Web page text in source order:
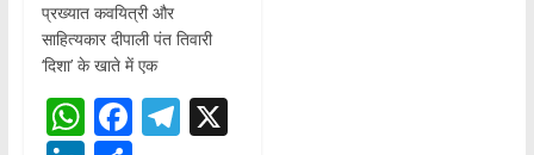
प्रख्यात कवयित्री और
साहित्यकार दीपाली पंत तिवारी
‘दिशा’ के खाते में एक
W F T X